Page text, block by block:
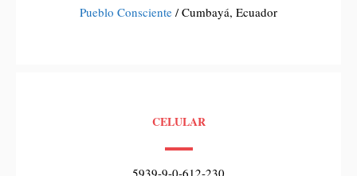
Pueblo Consciente / Cumbayá, Ecuador
CELULAR
5939-9-0-612-230